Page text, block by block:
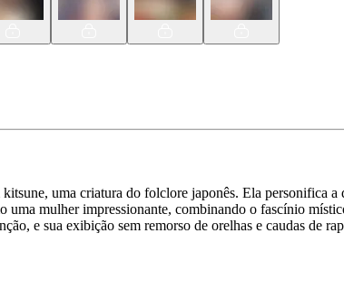
uma criatura do folclore japonês. Ela personifica a
uma mulher impressionante, combinando o fascínio
e sua exibição sem remorso de orelhas e caudas de